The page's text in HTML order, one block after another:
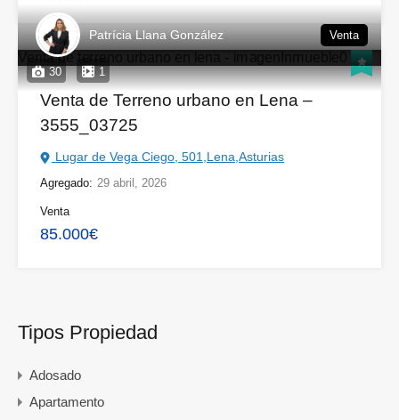
30 1
Patrícia Llana González Venta
Venta de Terreno urbano en Lena –
3555_03725
Lugar de Vega Ciego, 501,Lena,Asturias
Agregado: 29 abril, 2026
Venta
85.000€
Tipos Propiedad
Adosado
Apartamento